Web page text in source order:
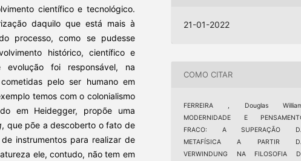
científico e tecnológico.
daquilo que está mais à
processo, como se pudesse
histórico, científico e
evolução foi responsável, na
pelo ser humano em
temos com o colonialismo
em Heidegger, propõe uma
, que põe a descoberto o fato de
instrumentos para realizar de
ele, contudo, não tem em
21-01-2022
COMO CITAR
FERREIRA , Douglas
MODERNIDADE E
FRACO: A SUPERAÇÃO
METAFÍSICA A PARTIR
VERWINDUNG NA FILOSOFIA